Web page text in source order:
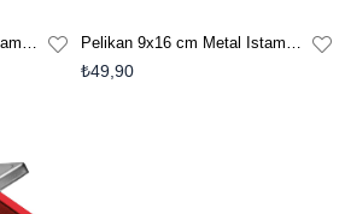
Pelikan 9x16 cm Metal Istampa - Mavi Pelikan 9x16 cm Metal Istampa - Siyah
₺49,90